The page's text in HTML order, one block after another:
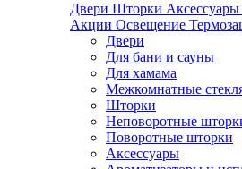
Двери Шторки Аксессуары
Акции Освещение
Двери
Для бани и сауны
Для хамама
Межкомнатные
Шторки
Неповоротные
Поворотные шторки
Аксессуары